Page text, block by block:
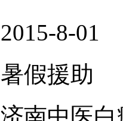
2015-8-01
暑假援助